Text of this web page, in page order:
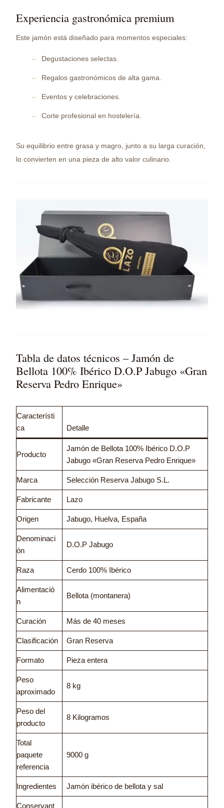
Experiencia gastronómica premium
Este jamón está diseñado para momentos especiales:
Degustaciones selectas.
Regalos gastronómicos de alta gama.
Eventos y celebraciones.
Corte profesional en hostelería.
Su equilibrio entre grasa y magro, junto a su larga curación,
lo convierten en una pieza de alto valor culinario.
Tabla de datos técnicos – Jamón de
Bellota 100% Ibérico D.O.P Jabugo «Gran
Reserva Pedro Enrique»
Característi
ca
Detalle
Producto
Jamón de Bellota 100% Ibérico D.O.P
Jabugo «Gran Reserva Pedro Enrique»
Marca Selección Reserva Jabugo S.L.
Fabricante Lazo
Origen Jabugo, Huelva, España
Denominaci
ón
D.O.P Jabugo
Raza Cerdo 100% Ibérico
Alimentació
n
Bellota (montanera)
Curación Más de 40 meses
Clasificación Gran Reserva
Formato Pieza entera
Peso
aproximado
8 kg
Peso del
producto
8 Kilogramos
Total
paquete
referencia
9000 g
Ingredientes Jamón ibérico de bellota y sal
Conservant